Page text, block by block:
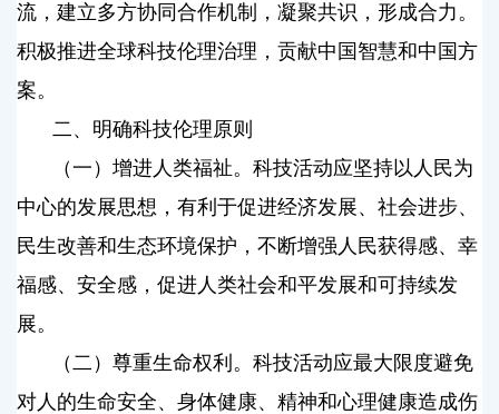
流，建立多方协同合作机制，凝聚共识，形成合力。
积极推进全球科技伦理治理，贡献中国智慧和中国方
案。
二、明确科技伦理原则
（一）增进人类福祉。科技活动应坚持以人民为
中心的发展思想，有利于促进经济发展、社会进步、
民生改善和生态环境保护，不断增强人民获得感、幸
福感、安全感，促进人类社会和平发展和可持续发
展。
（二）尊重生命权利。科技活动应最大限度避免
对人的生命安全、身体健康、精神和心理健康造成伤